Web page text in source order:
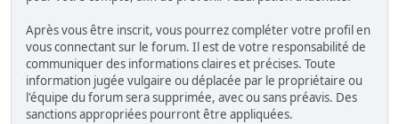
Après vous être inscrit, vous pourrez compléter votre profil en
vous connectant sur le forum. Il est de votre responsabilité de
communiquer des informations claires et précises. Toute
information jugée vulgaire ou déplacée par le propriétaire ou
l'équipe du forum sera supprimée, avec ou sans préavis. Des
sanctions appropriées pourront être appliquées.